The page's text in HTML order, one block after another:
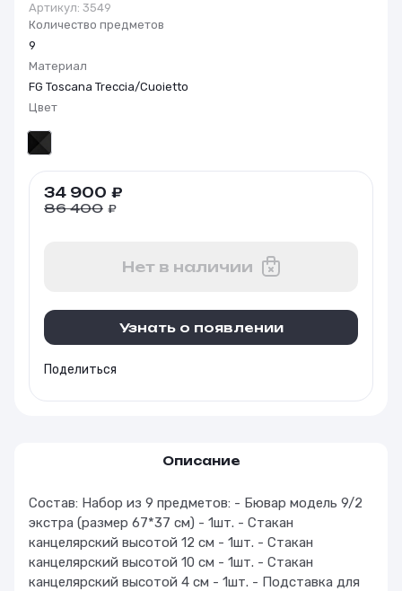
Артикул: 3549
Количество предметов
9
Материал
FG Toscana Treccia/Cuoietto
Цвет
86 400 ₽
34 900 ₽
Нет в наличии
Узнать о появлении
Поделиться
Описание
Состав: Набор из 9 предметов: - Бювар модель 9/2
экстра (размер 67*37 см) - 1шт. - Стакан
канцелярский высотой 12 см - 1шт. - Стакан
канцелярский высотой 10 см - 1шт. - Стакан
канцелярский высотой 4 см - 1шт. - Подставка для